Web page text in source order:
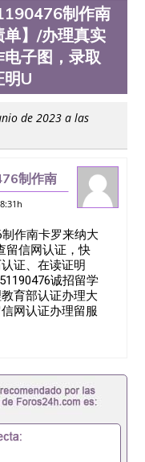
制作南
】/办理真实
子图，录取
U
de 2023 a las
制作南
理真实
作南卡罗来纳大
留信网认证，快
证、在读证明
诚招留学
育部认证办理大
网认证办理留服
理英国文凭办理
育部认证,录取通
明材料，给父母
思、托福，
到）。 注：上述
成绩单，学校，